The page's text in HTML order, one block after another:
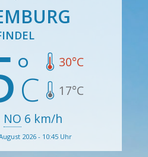
30°C
17°C
NO 6 km/h
2026 - 10:45 Uhr